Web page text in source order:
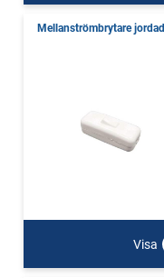
Mellanströmbrytare jordad
Visa